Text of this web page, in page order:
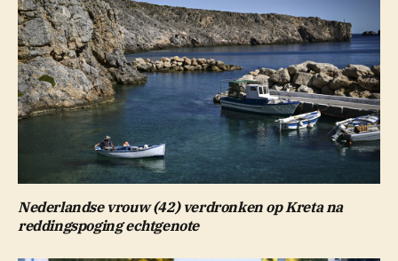
Nederlandse vrouw (42) verdronken op Kreta na
reddingspoging echtgenote